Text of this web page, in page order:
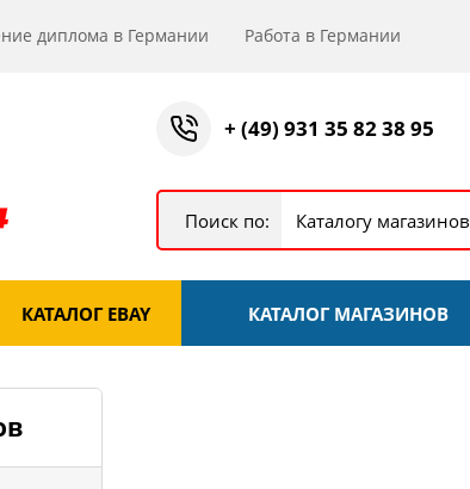
диплома в Германии Работа в Германии
+ (49) 931 35 82 38 95
Поиск по: Каталогу магазинов
КАТАЛОГ EBAY КАТАЛОГ МАГАЗИНОВ